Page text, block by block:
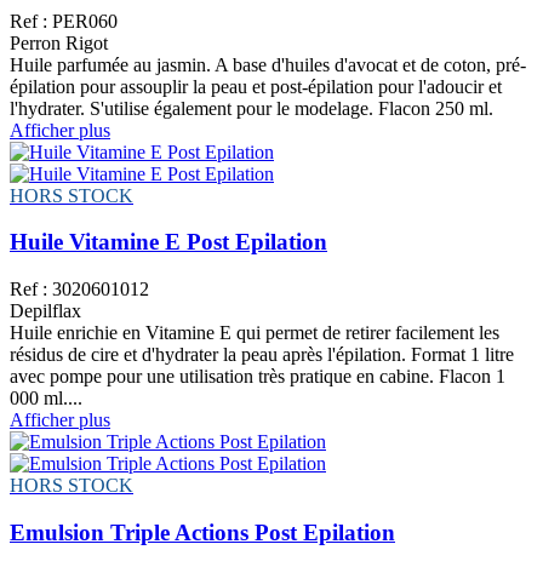
Ref : PER060
Perron Rigot
Huile parfumée au jasmin. A base d'huiles d'avocat et de coton, pré-
épilation pour assouplir la peau et post-épilation pour l'adoucir et
l'hydrater. S'utilise également pour le modelage. Flacon 250 ml.
Afficher plus
HORS STOCK
Huile Vitamine E Post Epilation
Ref : 3020601012
Depilflax
Huile enrichie en Vitamine E qui permet de retirer facilement les
résidus de cire et d'hydrater la peau après l'épilation. Format 1 litre
avec pompe pour une utilisation très pratique en cabine. Flacon 1
000 ml....
Afficher plus
HORS STOCK
Emulsion Triple Actions Post Epilation